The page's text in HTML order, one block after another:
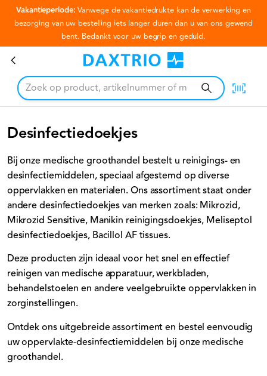
Ga naar hoofdinhoud
Vakantieperiode: Vanwege de vakantiedrukte kan de verwerking en
bezorging van uw bestelling iets langer duren dan u van ons gewend
bent. Bedankt voor uw begrip en geduld.
Desinfectiedoekjes
Desinfectiedoekjes
Bij onze medische groothandel bestelt u reinigings- en
desinfectiemiddelen, speciaal afgestemd op diverse
oppervlakken en materialen. Ons assortiment staat onder
andere desinfectiedoekjes van merken zoals: Mikrozid,
Mikrozid Sensitive, Manikin reinigingsdoekjes, Meliseptol
desinfectiedoekjes, Bacillol AF tissues.
Deze producten zijn ideaal voor het snel en effectief
reinigen van medische apparatuur, werkbladen,
behandelstoelen en andere veelgebruikte oppervlakken in
zorginstellingen.
Ontdek ons uitgebreide assortiment en bestel eenvoudig
uw oppervlakte-desinfectiemiddelen bij onze medische
groothandel.